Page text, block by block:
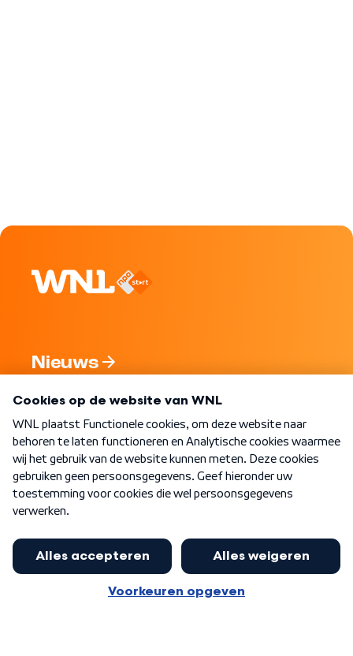
Nieuws
Nieuwsbrief
Word Lid